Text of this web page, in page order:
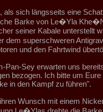
als sich längsseits eine
Barke von Le�Yla
seiner Kabale unterstellt
dem superschweren
und den Fahrtwind
Pan-Sey erwarten uns
bezogen. Ich bitte um
in den Kampf zu führen".
Wunsch mit einem